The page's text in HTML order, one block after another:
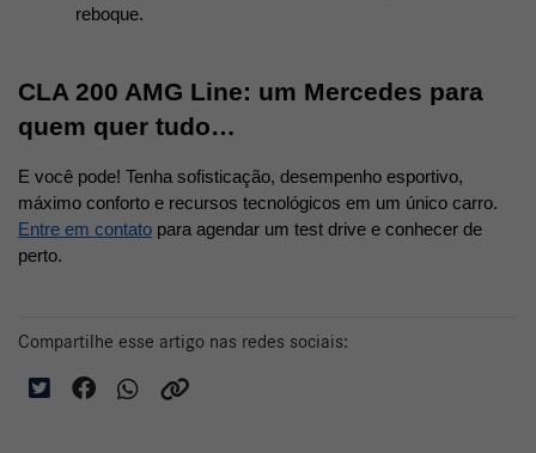
reboque.
CLA 200 AMG Line: um Mercedes para
quem quer tudo…
E você pode! Tenha sofisticação, desempenho esportivo,
Entre em contato para agendar um test drive e conhecer de
perto.
Compartilhe esse artigo nas redes sociais: